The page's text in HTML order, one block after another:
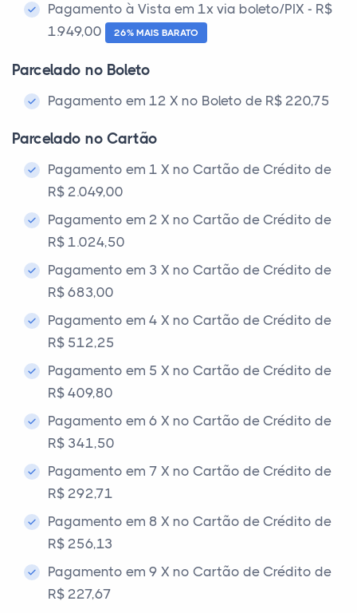
Pagamento à Vista em 1x via boleto/PIX - R$
1.949,00
26% MAIS BARATO
Parcelado no Boleto
Pagamento em 12 X no Boleto de R$ 220,75
Parcelado no Cartão
Pagamento em 1 X no Cartão de Crédito de
R$ 2.049,00
Pagamento em 2 X no Cartão de Crédito de
R$ 1.024,50
Pagamento em 3 X no Cartão de Crédito de
R$ 683,00
Pagamento em 4 X no Cartão de Crédito de
R$ 512,25
Pagamento em 5 X no Cartão de Crédito de
R$ 409,80
Pagamento em 6 X no Cartão de Crédito de
R$ 341,50
Pagamento em 7 X no Cartão de Crédito de
R$ 292,71
Pagamento em 8 X no Cartão de Crédito de
R$ 256,13
Pagamento em 9 X no Cartão de Crédito de
R$ 227,67